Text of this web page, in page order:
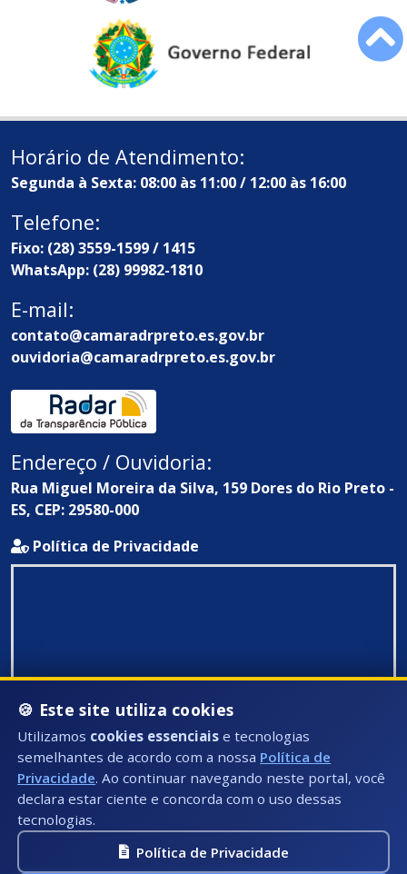
Horário de Atendimento:
Segunda à Sexta: 08:00 às 11:00 / 12:00 às 16:00
Telefone:
Fixo: (28) 3559-1599 / 1415
WhatsApp: (28) 99982-1810
E-mail:
contato@camaradrpreto.es.gov.br
ouvidoria@camaradrpreto.es.gov.br
Endereço / Ouvidoria:
Rua Miguel Moreira da Silva, 159 Dores do Rio Preto -
ES, CEP: 29580-000
Política de Privacidade
🍪 Este site utiliza cookies
Utilizamos cookies essenciais e tecnologias
semelhantes de acordo com a nossa Política de
Privacidade. Ao continuar navegando neste portal, você
declara estar ciente e concorda com o uso dessas
tecnologias.
Política de Privacidade